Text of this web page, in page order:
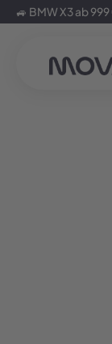
🚙 BMW X3 ab